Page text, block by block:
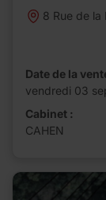
8 Rue de
Date de la
vendredi 03
Cabinet :
CAHEN